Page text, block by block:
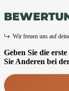
Wir freuen uns auf
Geben Sie die
Sie Anderen bei